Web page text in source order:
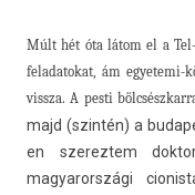
Múlt hét óta látom el a
feladatokat, ám egyetemi-
vissza. A pesti
majd (szintén) a
en szerez­tem
magyarországi